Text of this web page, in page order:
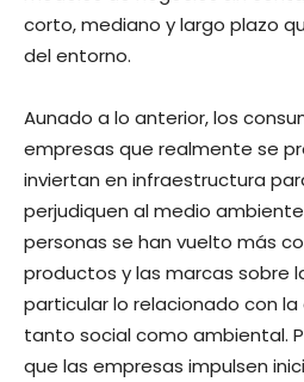
corto, mediano y largo plazo
del entorno.
Aunado a lo anterior, los
empresas que realmente se
inviertan en infraestructura
perjudiquen al medio
personas se han vuelto más
productos y las marcas sobre
particular lo relacionado con
tanto social como ambiental.
que las empresas impulsen